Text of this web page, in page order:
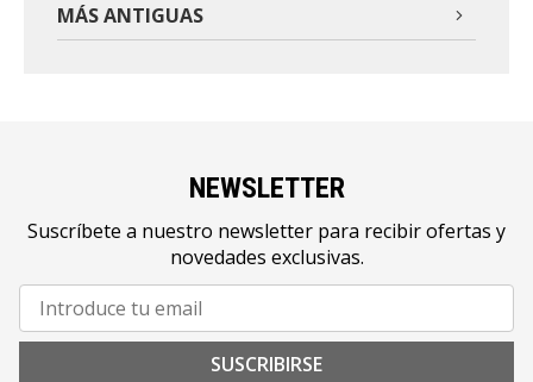
MÁS ANTIGUAS
NEWSLETTER
Suscríbete a nuestro newsletter para recibir ofertas y
novedades exclusivas.
SUSCRIBIRSE